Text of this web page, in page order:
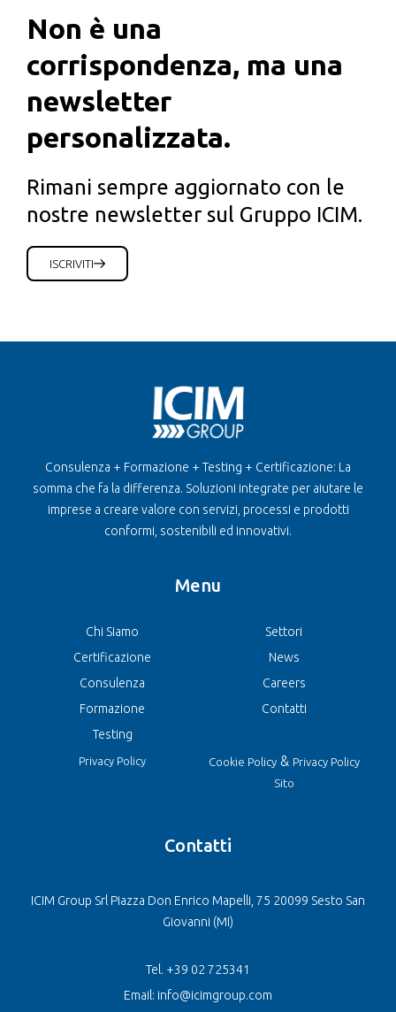
Non è una
corrispondenza, ma una
newsletter
personalizzata.
Rimani sempre aggiornato con le
nostre newsletter sul Gruppo ICIM.
ISCRIVITI
Consulenza + Formazione + Testing + Certificazione: La
somma che fa la differenza. Soluzioni integrate per aiutare le
imprese a creare valore con servizi, processi e prodotti
conformi, sostenibili ed innovativi.
Menu
Chi Siamo
Certificazione
Consulenza
Formazione
Testing
Privacy Policy
Settori
News
Careers
Contatti
Cookie Policy& Privacy Policy
Sito
Contatti
ICIM Group Srl Piazza Don Enrico Mapelli, 75 20099 Sesto San
Giovanni (MI)
Tel. +39 02 725341
Email: info@icimgroup.com